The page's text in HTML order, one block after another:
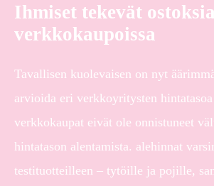
Ihmiset tekevät ostoksia
verkkokaupoissa
Tavallisen kuolevaisen on nyt
arvioida eri verkkoyritysten
verkkokaupat eivät ole onnistuneet
hintatason alentamista. alehinnat
testituotteilleen – tytöille ja pojille,